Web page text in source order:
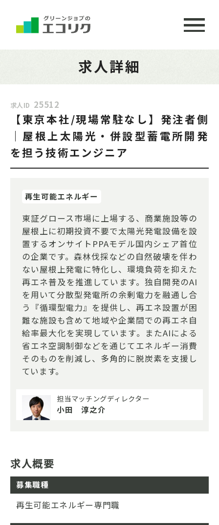
求人詳細
求人ID 25512
【東京本社/現場常駐なし】発注者側
｜屋根上太陽光・併設型蓄電所開発
を担う技術エンジニア
再生可能エネルギー
東証グロース市場に上場する、商業施設等の
屋根上に初期投資不要で太陽光発電設備を設
置するオンサイトPPAモデル国内シェア首位
の企業です。森林伐採などの自然破壊を伴わ
ない屋根上発電に特化し、環境負荷を抑えた
再エネ普及を推進しています。独自開発のAI
を用いて分散型発電所の余剰電力を融通し合
う『循環型電力』を提供し、再エネ設置が困
難な施設も含めて地域や企業間での再エネ自
給率最大化を実現しています。またAIによる
省エネ空調制御などを通じてエネルギー消費
そのものを削減し、多角的に脱炭素を支援し
ています。
担当マッチングディレクター
小田 淳之介
求人概要
募集職種
再生可能エネルギー専門職